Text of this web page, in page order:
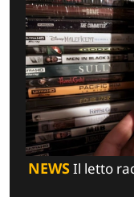
NEWSIl letto